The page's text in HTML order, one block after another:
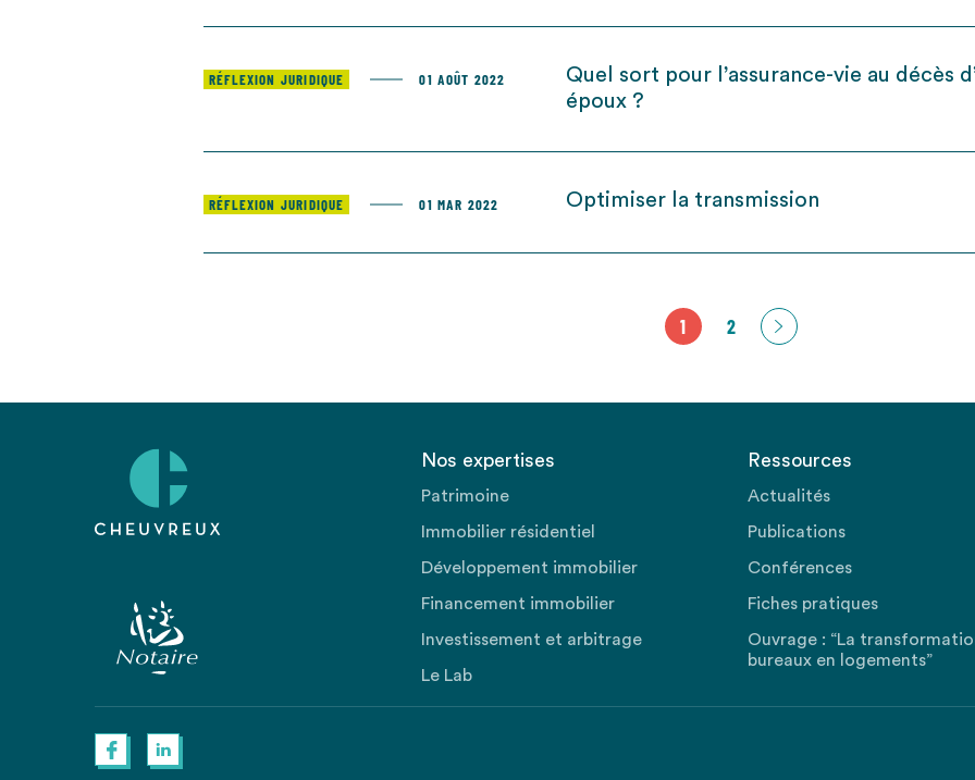
RÉFLEXION JURIDIQUE 01 AOÛT 2022
Quel sort pour l’assurance-vie au décès
époux ?
RÉFLEXION JURIDIQUE 01 MAR 2022 Optimiser la transmission
1 2
Nos expertises
Patrimoine
Immobilier résidentiel
Développement immobilier
Financement immobilier
Investissement et arbitrage
Le Lab
Ressources
Actualités
Publications
Conférences
Fiches pratiques
Ouvrage : “La
bureaux en logements”